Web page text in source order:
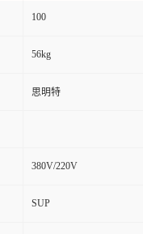
100
56kg
思明特
380V/220V
SUP